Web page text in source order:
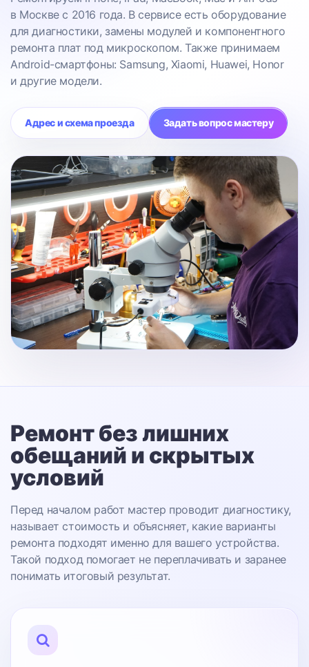
в Москве с 2016 года. В сервисе есть оборудование
для диагностики, замены модулей и компонентного
ремонта плат под микроскопом. Также принимаем
Android-смартфоны: Samsung, Xiaomi, Huawei, Honor
и другие модели.
Адрес и схема проезда Задать вопрос мастеру
Ремонт без лишних
обещаний и скрытых
условий
Перед началом работ мастер проводит диагностику,
называет стоимость и объясняет, какие варианты
ремонта подходят именно для вашего устройства.
Такой подход помогает не переплачивать и заранее
понимать итоговый результат.